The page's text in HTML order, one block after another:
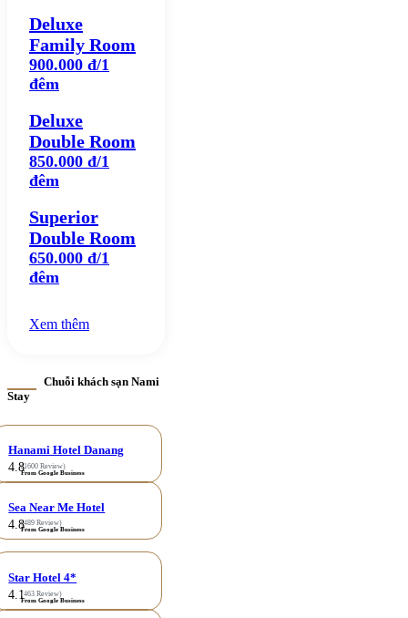
Deluxe
Family Room
900.000 đ/1
đêm
Deluxe
Double Room
850.000 đ/1
đêm
Superior
Double Room
650.000 đ/1
đêm
Xem thêm
Chuỗi khách sạn Nami
Stay
Hanami Hotel Danang
4.8(1600 Review)
From Google Business
Sea Near Me Hotel
4.8(489 Review)
From Google Business
Star Hotel 4*
4.1(463 Review)
From Google Business